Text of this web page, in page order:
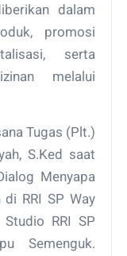
dalam
promosi
serta
melalui
Tugas (Plt.)
S.Ked saat
Menyapa
RRI SP Way
RRI SP
Semenguk.